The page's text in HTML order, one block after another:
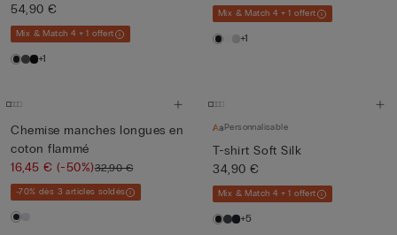
54,90 €
Mix & Match 4 + 1 offert
+1
Mix & Match 4 + 1 offert
+1
Chemise manches longues en
coton flammé
16,45 €(-50%)32,90 €
-70% dès 3 articles soldés
Personnalisable
T-shirt Soft Silk
34,90 €
Mix & Match 4 + 1 offert
+5